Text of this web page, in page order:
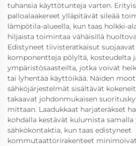
tuhansia käyttötunteja varten.
palloalaakereet ylläpitävät sileää
lämpötila-alueella, kun taas holkki-
hiljaista toimintaa vähäisillä
Edistyneet tiivisteratkaisut suojaavat
komponentteja pölyltä, kosteudelta
ympäristösaasteilta, jotka voivat
tai lyhentää käyttöikää. Näiden
sähköjärjestelmät sisältävät
takaavat johdonmukaisen
mittaan. Laadukkaat harjateräkset
kohdalla kestävät kulumista
sähkökontaktia, kun taas edistyneet
kommutaattorirakenteet